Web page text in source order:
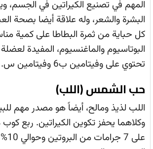
المهم في تصنيع الكيراتين في الجسم،
البشرة والشعر، وله علاقة أيضا بصحة
كل حباية من ثمرة البطاطا على كمية
البوتاسيوم والماغنسيوم، المفيدة
تحتوي على وفيتامين ب6 وفيتامين س.
حب الشمس (اللب)
اللب لذيذ ومالح، أيضاً هو مصدر مهم
وكلاهما يحفز تكوين الكيراتين. ربع
على